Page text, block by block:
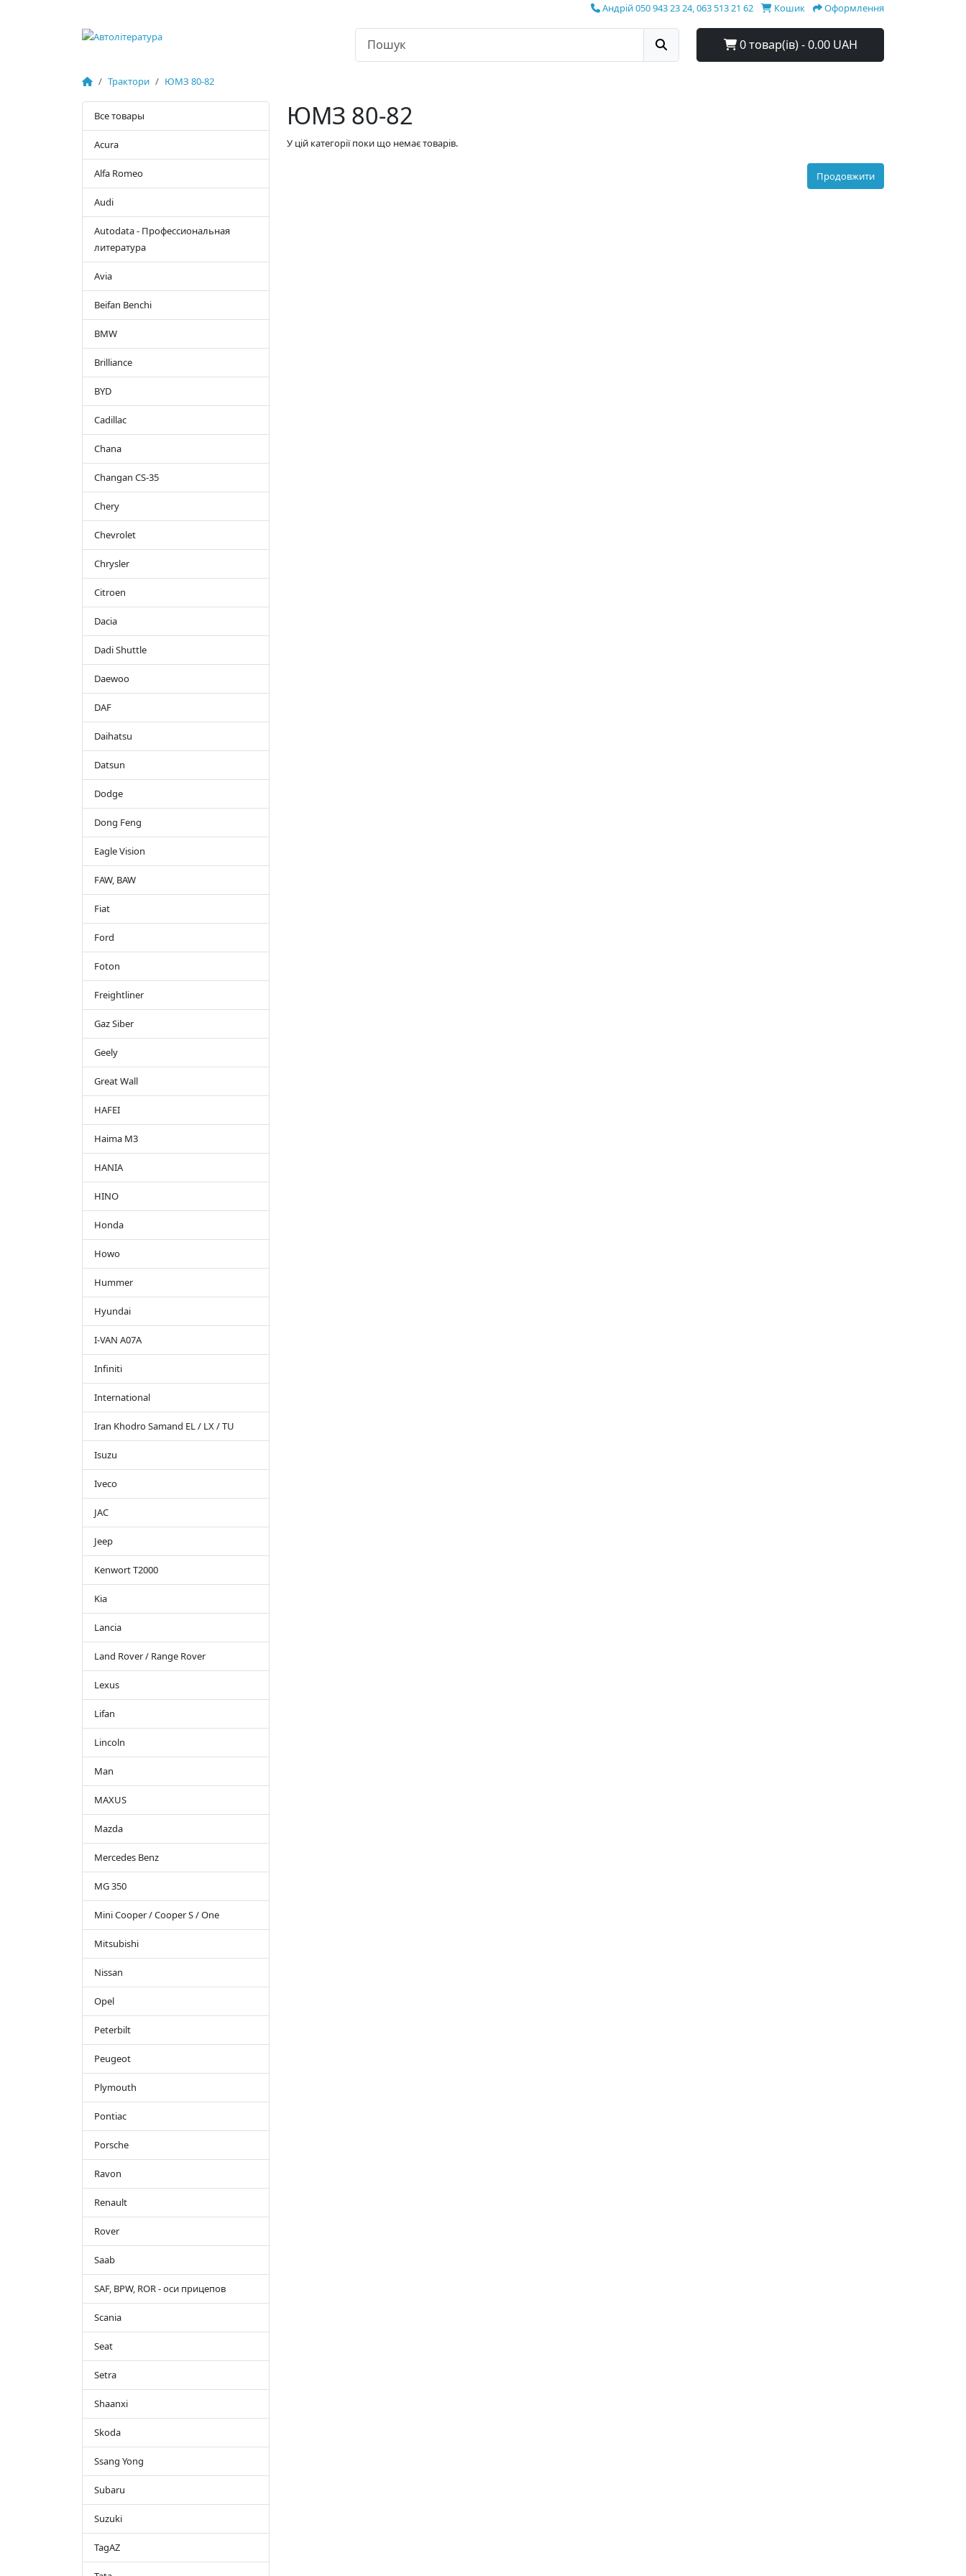
Андрій 050 943 23 24, 063 513 21 62 Кошик Оформлення
0 товар(ів) - 0.00 UAH
Трактори ЮМЗ 80-82
Все товары
Acura
Alfa Romeo
Audi
Autodata - Профессиональная
литература
Avia
Beifan Benchi
BMW
Brilliance
BYD
Cadillac
Chana
Changan CS-35
Chery
Chevrolet
Chrysler
Citroen
Dacia
Dadi Shuttle
Daewoo
DAF
Daihatsu
Datsun
Dodge
Dong Feng
Eagle Vision
FAW, BAW
Fiat
Ford
Foton
Freightliner
Gaz Siber
Geely
Great Wall
HAFEI
Haima M3
HANIA
HINO
Honda
Howo
Hummer
Hyundai
I-VAN A07A
Infiniti
International
Iran Khodro Samand EL / LX / TU
Isuzu
Iveco
JAC
Jeep
Kenwort T2000
Kia
Lancia
Land Rover / Range Rover
Lexus
Lifan
Lincoln
Man
MAXUS
Mazda
Mercedes Benz
MG 350
Mini Cooper / Cooper S / One
Mitsubishi
Nissan
Opel
Peterbilt
Peugeot
Plymouth
Pontiac
Porsche
Ravon
Renault
Rover
Saab
SAF, BPW, ROR - оси прицепов
Scania
Seat
Setra
Shaanxi
Skoda
Ssang Yong
Subaru
Suzuki
TagAZ
ЮМЗ 80-82
У цій категорії поки що немає товарів.
Продовжити